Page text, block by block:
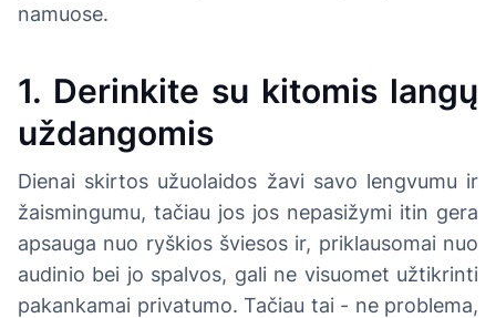
namuose.
1. Derinkite su kitomis langų
uždangomis
Dienai skirtos užuolaidos žavi savo lengvumu ir
žaismingumu, tačiau jos jos nepasižymi itin gera
apsauga nuo ryškios šviesos ir, priklausomai nuo
audinio bei jo spalvos, gali ne visuomet užtikrinti
pakankamai privatumo. Tačiau tai - ne problema,